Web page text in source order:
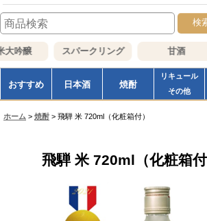
検
吟醸 スパークリング 甘酒
おすすめ 日本酒 焼酎
リキュール
その他
ホーム > 焼酎 > 飛騨 米 720ml（化粧箱付）
飛騨 米 720ml（化粧箱付